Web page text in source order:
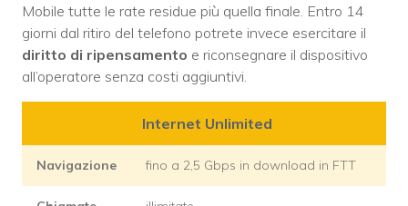
Mobile tutte le rate residue più quella finale. Entro 14
giorni dal ritiro del telefono potrete invece esercitare il
diritto di ripensamento e riconsegnare il dispositivo
all’operatore senza costi aggiuntivi.
Internet Unlimited
Navigazione fino a 2,5 Gbps in download in FTT